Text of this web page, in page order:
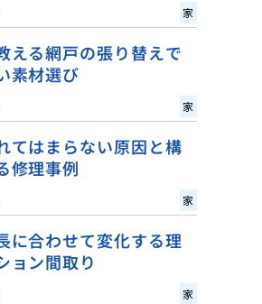
家
える網戸の張り替えで
素材選び
家
てはまらない原因と構
修理事例
家
に合わせて変化する理
ョン間取り
家